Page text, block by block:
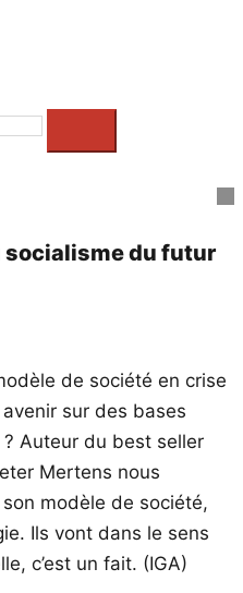
socialisme du futur
de société en crise
sur des bases
Auteur du best seller
Mertens nous
modèle de société,
Ils vont dans le sens
c’est un fait. (IGA)